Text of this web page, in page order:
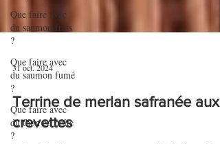
Que faire avec
du saumon frais
?
Que faire avec
du saumon fumé
?
Que faire avec
du thon en boîte
?
31 oct. 2024
Terrine de merlan safranée aux